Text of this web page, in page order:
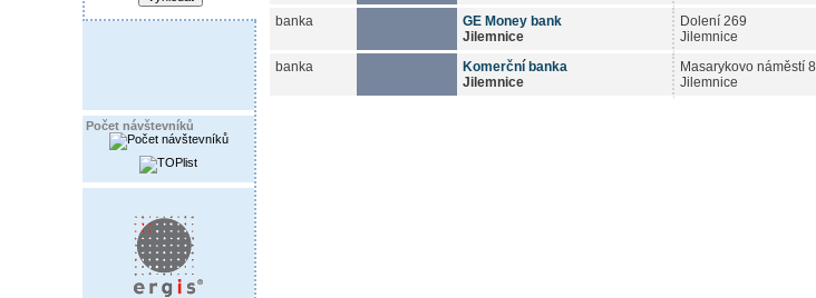
Počet návštevníků
banka
GE Money bank
Jilemnice
Dolení 269
Jilemnice
banka
Komerční banka
Jilemnice
Masarykovo náměstí 8
Jilemnice